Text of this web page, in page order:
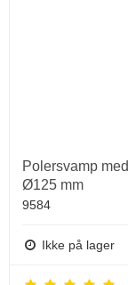
Polersvamp
Ø125 mm
9584
Ikke på lager